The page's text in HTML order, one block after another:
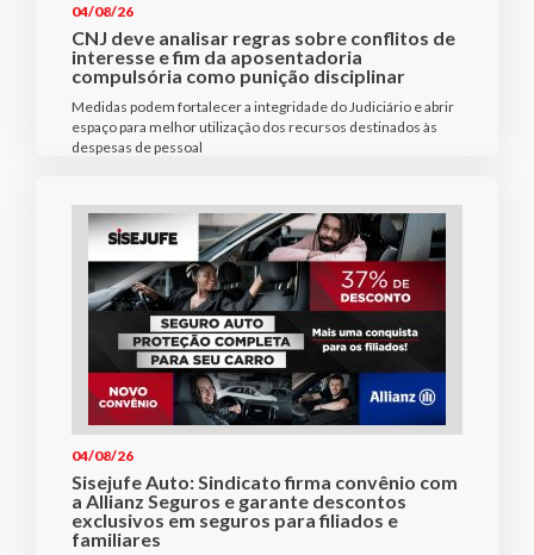
04/08/26
CNJ deve analisar regras sobre conflitos de
interesse e fim da aposentadoria
compulsória como punição disciplinar
Medidas podem fortalecer a integridade do Judiciário e abrir
espaço para melhor utilização dos recursos destinados às
despesas de pessoal
04/08/26
Sisejufe Auto: Sindicato firma convênio com
a Allianz Seguros e garante descontos
exclusivos em seguros para filiados e
familiares